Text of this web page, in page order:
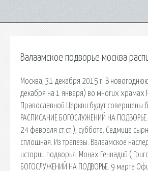
Валаамское подворье москва
Москва, 31 декабря 2015 г. В
декабря на 1 января) во многих храмах
Православной Церкви будут совершены
РАСПИСАНИЕ БОГОСЛУЖЕНИЙ НА
24 февраля ст.ст.), суббота. Седмица
сплошная. Из трапезы. Валаамское
истории подворья. Монах Геннадий (
БОГОСЛУЖЕНИЙ НА ПОДВОРЬЕ. 9 марта